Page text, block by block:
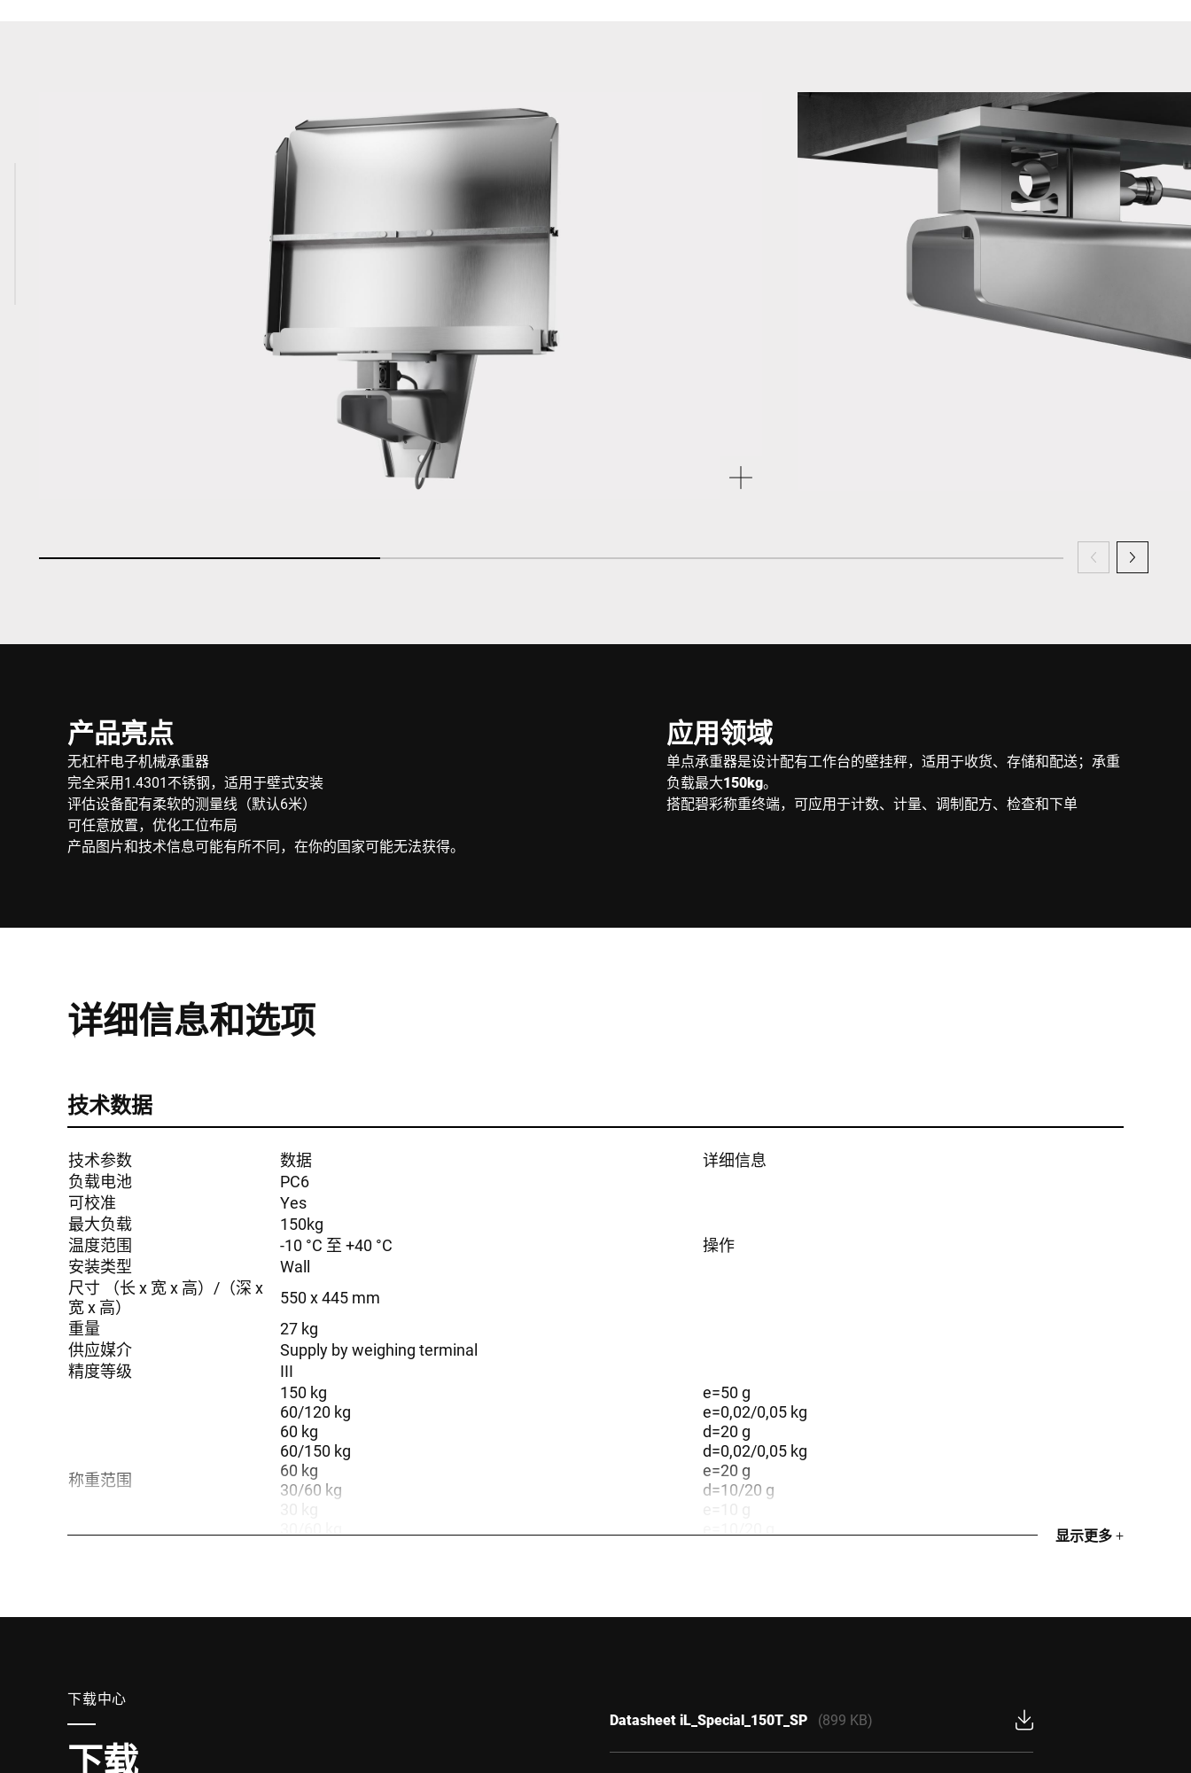
产品亮点
无杠杆电子机械承重器
完全采用1.4301不锈钢，适用于壁式安装
评估设备配有柔软的测量线（默认6米）
可任意放置，优化工位布局
产品图片和技术信息可能有所不同，在你的国家可能无法获得。
应用领域
单点承重器是设计配有工作台的壁挂秤，适用于收货、存储和配送；承重
负载最大150kg。
搭配碧彩称重终端，可应用于计数、计量、调制配方、检查和下单
详细信息和选项
技术数据
技术参数 数据
详细信息
负载电池
PC6
可校准
Yes
最大负载
150kg
温度范围
-10 °C 至 +40 °C
操作
安装类型
Wall
尺寸 （长 x 宽 x 高）/（深 x
宽 x 高）
550 x 445 mm
重量
27 kg
供应媒介
Supply by weighing terminal
精度等级
III
称重范围
150 kg
60/120 kg
60 kg
60/150 kg
60 kg
30/60 kg
e=50 g
e=0,02/0,05 kg
d=20 g
d=0,02/0,05 kg
e=20 g
d=10/20 g
显示更多+
下载中心
下载
Datasheet iL_Special_150T_SP (899 KB)